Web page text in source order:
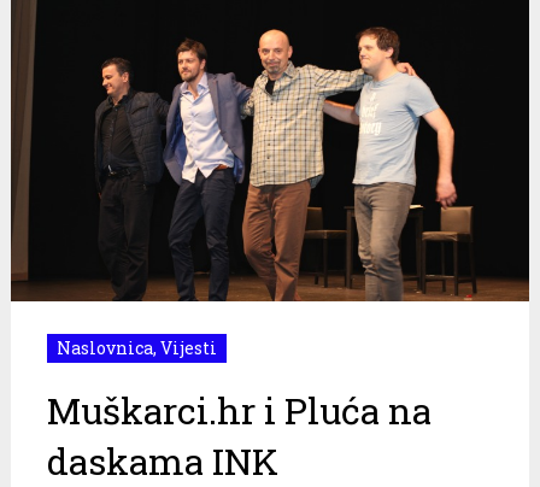
Naslovnica, Vijesti
Muškarci.hr i Pluća na
daskama INK